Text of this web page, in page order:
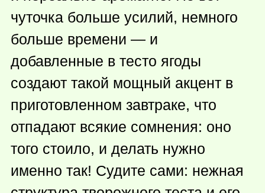
чуточка больше усилий, немного
больше времени — и
добавленные в тесто ягоды
создают такой мощный акцент в
приготовленном завтраке, что
отпадают всякие сомнения: оно
того стоило, и делать нужно
именно так! Судите сами: нежная